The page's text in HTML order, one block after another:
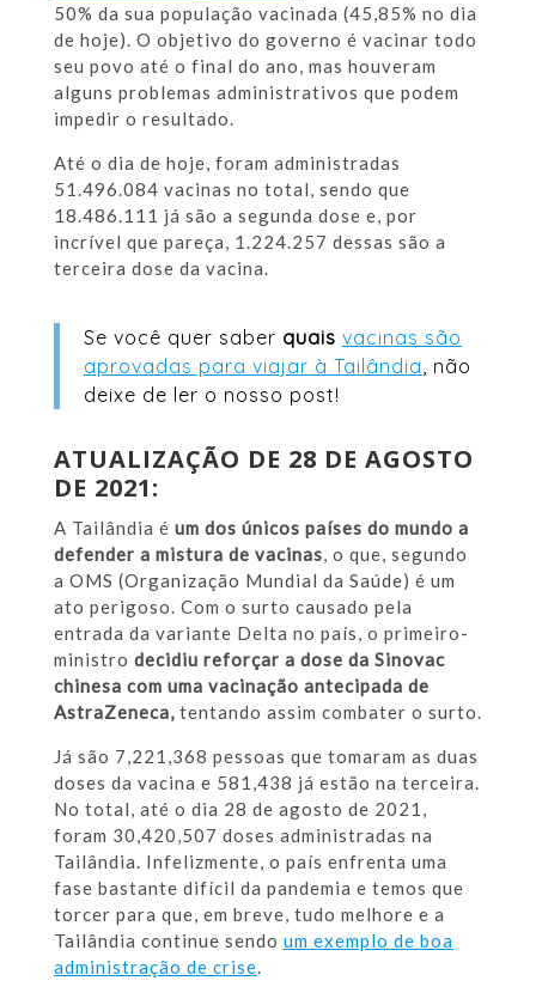
50% da sua população vacinada (45,85% no dia
de hoje). O objetivo do governo é vacinar todo
seu povo até o final do ano, mas houveram
alguns problemas administrativos que podem
impedir o resultado.
Até o dia de hoje, foram administradas
51.496.084 vacinas no total, sendo que
18.486.111 já são a segunda dose e, por
incrível que pareça, 1.224.257 dessas são a
terceira dose da vacina.
Se você quer saber quais vacinas são
aprovadas para viajar à Tailândia , não
deixe de ler o nosso post!
ATUALIZAÇÃO DE 28 DE AGOSTO
DE 2021:
A Tailândia é um dos únicos países do mundo a
defender a mistura de vacinas , o que, segundo
a OMS (Organização Mundial da Saúde) é um
ato perigoso. Com o surto causado pela
entrada da variante Delta no país, o primeiro-
ministro decidiu reforçar a dose da Sinovac
chinesa com uma vacinação antecipada de
AstraZeneca, tentando assim combater o surto.
Já são 7,221,368 pessoas que tomaram as duas
doses da vacina e 581,438 já estão na terceira.
No total, até o dia 28 de agosto de 2021,
foram 30,420,507 doses administradas na
Tailândia. Infelizmente, o país enfrenta uma
fase bastante difícil da pandemia e temos que
torcer para que, em breve, tudo melhore e a
Tailândia continue sendo um exemplo de boa
administração de crise